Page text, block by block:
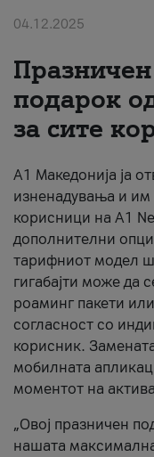
Надополни кредит
За нас
#ПодобарОнлајн
04.12.2025
подарок
за сите
А1 Македонија ја
изненадувања и
корисници на A1
дополнителни
тарифниот модел
гигабајти може да
роаминг пакети
согласност со
корисник.
мобилната
моментот на
„Овој празничен
нашата